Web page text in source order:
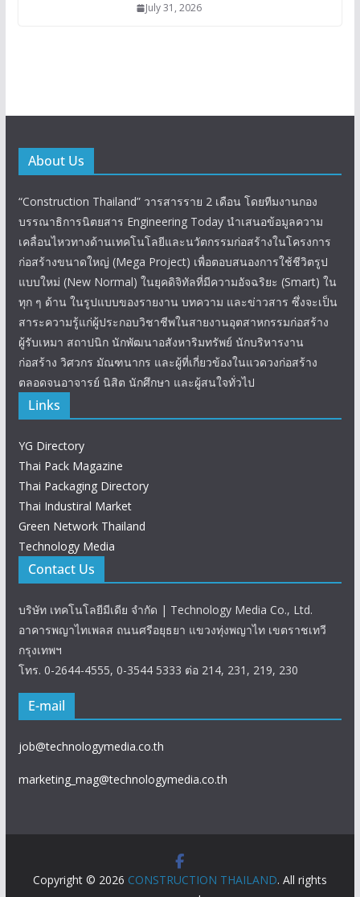
July 31, 2026
About Us
“Construction Thailand” วารสารราย 2 เดือน โดยทีมงานกอง
บรรณาธิการนิตยสาร Engineering Today นำเสนอข้อมูลความ
เคลื่อนไหวทางด้านเทคโนโลยีและนวัตกรรมก่อสร้างในโครงการ
ก่อสร้างขนาดใหญ่ (Mega Project) เพื่อตอบสนองการใช้ชีวิตรูป
แบบใหม่ (New Normal) ในยุคดิจิทัลที่มีความอัจฉริยะ (Smart) ใน
ทุก ๆ ด้าน ในรูปแบบของรายงาน บทความ และข่าวสาร ซึ่งจะเป็น
สาระความรู้แก่ผู้ประกอบวิชาชีพในสายงานอุตสาหกรรมก่อสร้าง
ผู้รับเหมา สถาปนิก นักพัฒนาอสังหาริมทรัพย์ นักบริหารงาน
ก่อสร้าง วิศวกร มัณฑนากร และผู้ที่เกี่ยวข้องในแวดวงก่อสร้าง
ตลอดจนอาจารย์ นิสิต นักศึกษา และผู้สนใจทั่วไป
Links
YG Directory
Thai Pack Magazine
Thai Packaging Directory
Thai Industiral Market
Green Network Thailand
Technology Media
Contact Us
บริษัท เทคโนโลยีมีเดีย จำกัด | Technology Media Co., Ltd.
อาคารพญาไทเพลส ถนนศรีอยุธยา แขวงทุ่งพญาไท เขตราชเทวี
กรุงเทพฯ
โทร. 0-2644-4555, 0-3544 5333 ต่อ 214, 231, 219, 230
E-mail
job@technologymedia.co.th
marketing_mag@technologymedia.co.th
Copyright © 2026 CONSTRUCTION THAILAND. All rights